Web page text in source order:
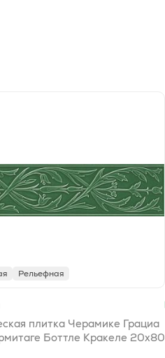
Рельефная
плитка Черамике Грациа
Боттле Кракеле 20x80